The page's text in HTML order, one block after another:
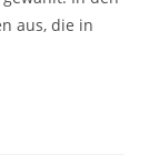
aus, die in